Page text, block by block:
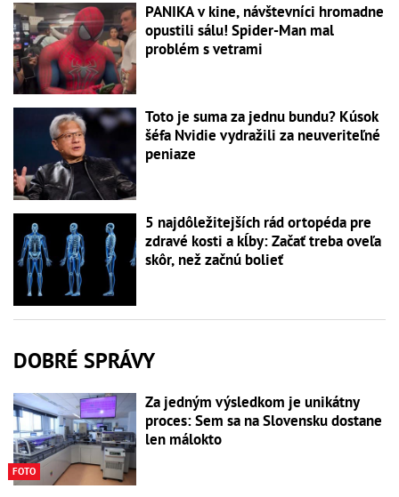
PANIKA v kine, návštevníci hromadne
opustili sálu! Spider-Man mal
problém s vetrami
Toto je suma za jednu bundu? Kúsok
šéfa Nvidie vydražili za neuveriteľné
peniaze
5 najdôležitejších rád ortopéda pre
zdravé kosti a kĺby: Začať treba oveľa
skôr, než začnú bolieť
DOBRÉ SPRÁVY
FOTO
Za jedným výsledkom je unikátny
proces: Sem sa na Slovensku dostane
len málokto